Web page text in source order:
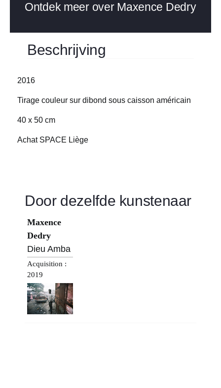
Beschrijving
2016
Tirage couleur sur dibond sous caisson américain
40 x 50 cm
Achat SPACE Liège
Ontdek meer over Maxence Dedry
Door dezelfde kunstenaar
Maxence
Dedry
Dieu Amba
Acquisition :
2019